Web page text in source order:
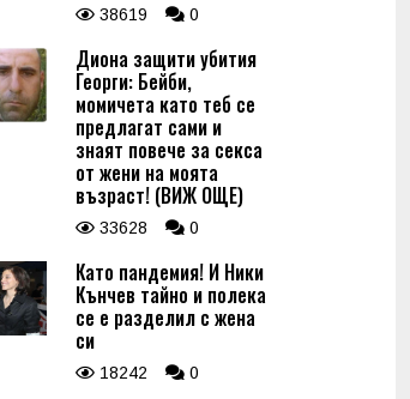
38619 0
Диона защити убития
Георги: Бейби,
момичета като теб се
предлагат сами и
знаят повече за секса
от жени на моята
възраст! (ВИЖ ОЩЕ)
33628 0
Като пандемия! И Ники
Кънчев тайно и полека
се е разделил с жена
си
18242 0